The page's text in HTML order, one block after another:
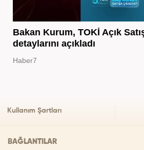
Bakan Kurum, TOKİ Açık
detaylarını açıkladı
Haber7
Kullanım Şartları
BAĞLANTILAR